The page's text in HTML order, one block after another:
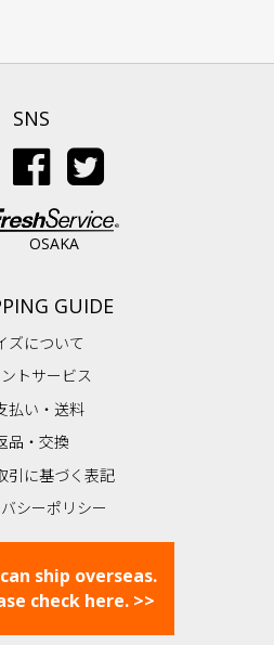
SNS
OSAKA
GUIDE
ズについて
トサービス
払い・送料
品・交換
引に基づく表記
シーポリシー
ship overseas.
check here. >>